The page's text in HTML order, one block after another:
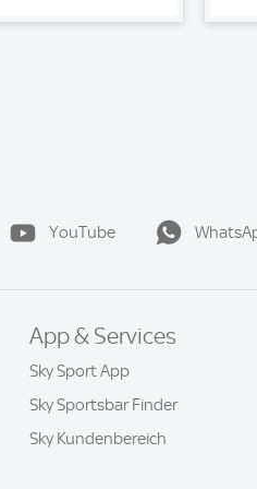
YouTube
App & Services
Sky Sport App
Sky Sportsbar Finder
Sky Kundenbereich